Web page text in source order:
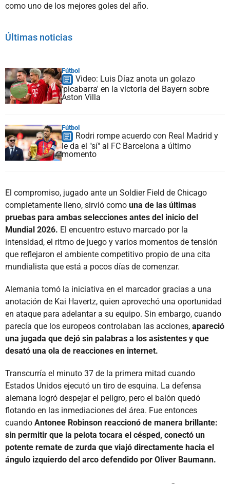
como uno de los mejores goles del año.
Últimas noticias
Fútbol
Video: Luis Díaz anota un golazo
'picabarra' en la victoria del Bayern sobre
Aston Villa
Fútbol
Rodri rompe acuerdo con Real Madrid y
le da el "sí" al FC Barcelona a último
momento
El compromiso, jugado ante un Soldier Field de Chicago
completamente lleno, sirvió como una de las últimas
pruebas para ambas selecciones antes del inicio del
Mundial 2026. El encuentro estuvo marcado por la
intensidad, el ritmo de juego y varios momentos de tensión
que reflejaron el ambiente competitivo propio de una cita
mundialista que está a pocos días de comenzar.
Alemania tomó la iniciativa en el marcador gracias a una
anotación de Kai Havertz, quien aprovechó una oportunidad
en ataque para adelantar a su equipo. Sin embargo, cuando
parecía que los europeos controlaban las acciones, apareció
una jugada que dejó sin palabras a los asistentes y que
desató una ola de reacciones en internet.
Transcurría el minuto 37 de la primera mitad cuando
Estados Unidos ejecutó un tiro de esquina. La defensa
alemana logró despejar el peligro, pero el balón quedó
flotando en las inmediaciones del área. Fue entonces
cuando Antonee Robinson reaccionó de manera brillante:
sin permitir que la pelota tocara el césped, conectó un
potente remate de zurda que viajó directamente hacia el
ángulo izquierdo del arco defendido por Oliver Baumann.